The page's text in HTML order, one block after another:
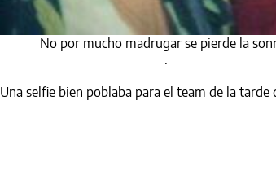
No por mucho madrugar se pierde la
.
Una selfie bien poblaba para el team de la tarde